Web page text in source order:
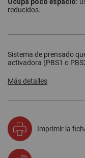
reducidos.
Sistema de prensado
activadora (PBS1 o
Más detalles
Imprimir la